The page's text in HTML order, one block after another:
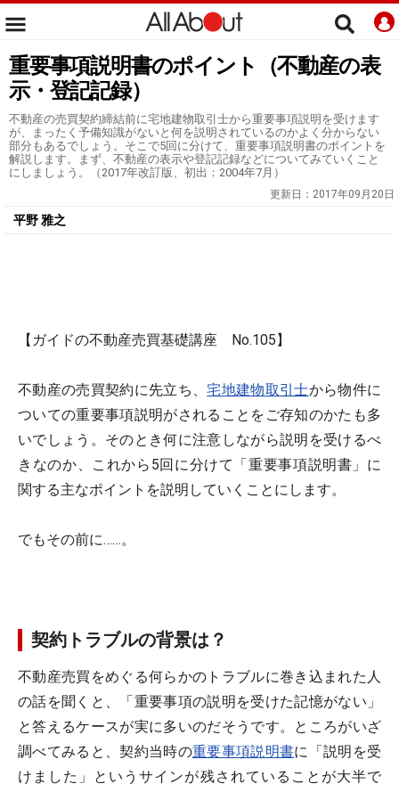
重要事項説明書のポイント（不動産の表
示・登記記録）
不動産の売買契約締結前に宅地建物取引士から重要事項説明を受けます
が、まったく予備知識がないと何を説明されているのかよく分からない
部分もあるでしょう。そこで5回に分けて、重要事項説明書のポイントを
解説します。まず、不動産の表示や登記記録などについてみていくこと
にしましょう。（2017年改訂版、初出：2004年7月）
更新日： 2017年09月20日
平野 雅之
【ガイドの不動産売買基礎講座 No.105】
不動産の売買契約に先立ち、宅地建物取引士から物件に
ついての重要事項説明がされることをご存知のかたも多
いでしょう。そのとき何に注意しながら説明を受けるべ
きなのか、これから5回に分けて「重要事項説明書」に
関する主なポイントを説明していくことにします。
でもその前に……。
契約トラブルの背景は？
不動産売買をめぐる何らかのトラブルに巻き込まれた人
の話を聞くと、「重要事項の説明を受けた記憶がない」
と答えるケースが実に多いのだそうです。ところがいざ
調べてみると、契約当時の重要事項説明書に「説明を受
けました」というサインが残されていることが大半で